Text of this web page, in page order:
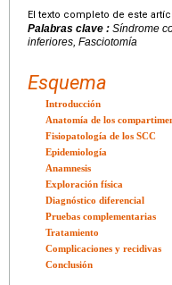
El texto completo de este
Palabras clave : Síndrome
inferiores, Fasciotomía
Esquema
Introducción
Anatomía de los
Fisiopatología de los SCC
Epidemiología
Anamnesis
Exploración física
Diagnóstico diferencial
Pruebas complementarias
Tratamiento
Complicaciones y recidivas
Conclusión